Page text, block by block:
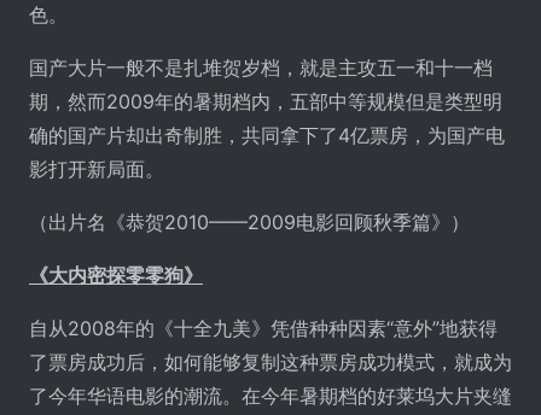
色。
国产大片一般不是扎堆贺岁档，就是主攻五一和十一档
期，然而2009年的暑期档内，五部中等规模但是类型明
确的国产片却出奇制胜，共同拿下了4亿票房，为国产电
影打开新局面。
（出片名《恭贺2010——2009电影回顾秋季篇》）
《大内密探零零狗》
自从2008年的《十全九美》凭借种种因素“意外”地获得
了票房成功后，如何能够复制这种票房成功模式，就成为
了今年华语电影的潮流。在今年暑期档的好莱坞大片夹缝